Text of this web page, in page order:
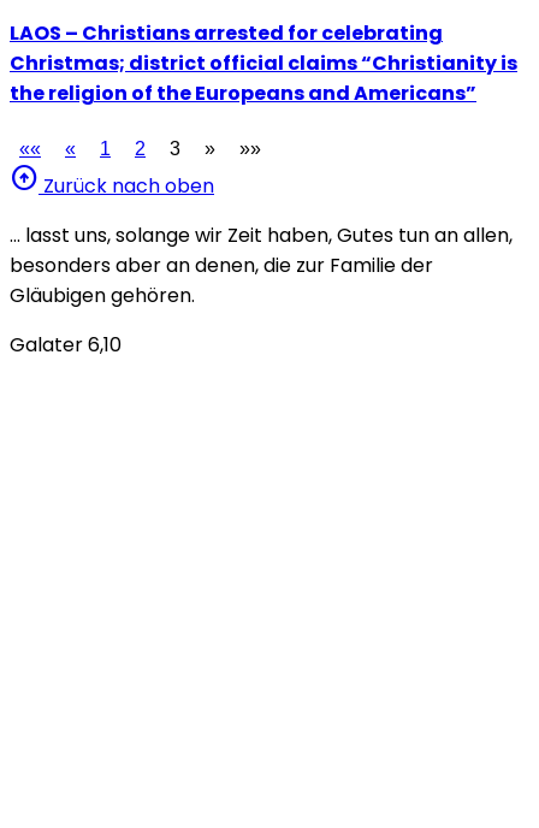
LAOS – Christians arrested for celebrating
Christmas; district official claims “Christianity is
the religion of the Europeans and Americans”
«« « 1 2 3 » »»
arrow_circle_up Zurück nach oben
… lasst uns, solange wir Zeit haben, Gutes tun an allen,
besonders aber an denen, die zur Familie der
Gläubigen gehören.
Galater 6,10